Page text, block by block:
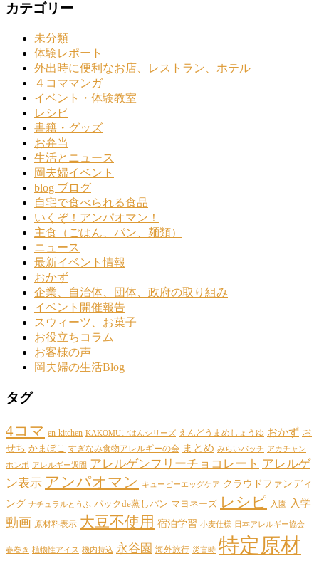
カテゴリー
未分類
体験レポート
外出時に便利なお店、レストラン、ホテル
４コママンガ
イベント・体験教室
レシピ
書籍・グッズ
お弁当
生活とニュース
岡夫婦イベント
blog ブログ
自宅で食べられる食品
いくぞ！アンパオマン！
主食（ごはん、パン、麺類）
ニュース
最新イベント情報
おかず
企業、自治体、団体、政府の取り組み
イベント開催報告
スウィーツ、お菓子
お役立ちコラム
お客様の声
岡夫婦の生活Blog
タグ
4コマ en-kitchen KAKOMUごはんシリーズ えんどうまめしょうゆ おかず お
せち かまぼこ すぎなみ食物アレルギーの会 まとめ みらいバッチ アカチャン
ホンポ アレルギー週間 アレルゲンフリーチョコレート アレルゲ
ン表示 アンパオマン キューピーエッグケア クラウドファンディ
ング ナチュラルとうふ パックde蒸しパン マヨネーズ レシピ 入園 入学
動画 原材料表示 大豆不使用 宿泊学習 小麦仕様 日本アレルギー協会
春巻き 植物性アイス 機内持込 永谷園 海外旅行 災害時 特定原材